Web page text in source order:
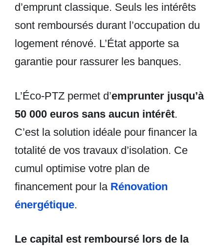
d’emprunt classique. Seuls les intérêts
sont remboursés durant l’occupation du
logement rénové. L’État apporte sa
garantie pour rassurer les banques.
L’Éco-PTZ permet d’emprunter jusqu’à
50 000 euros sans aucun intérêt.
C’est la solution idéale pour financer la
totalité de vos travaux d’isolation. Ce
cumul optimise votre plan de
financement pour la Rénovation
énergétique.
Le capital est remboursé lors de la